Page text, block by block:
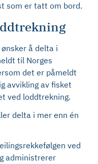
som er tatt om bord.
å delta i
til Norges
det er påmeldt
avvikling av fisket
ved loddtrekning.
delta i mer enn én
ved
administrerer